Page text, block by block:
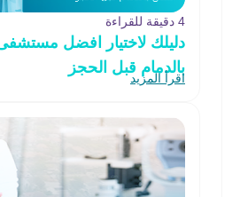
4 دقيقة للقراءة
دليلك لاختيار افضل
بالدمام قبل الحجز
اقرأ المزيد